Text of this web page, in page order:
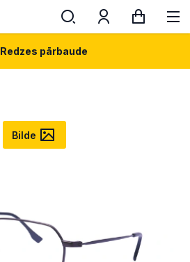
Redzes pārbaude
Bilde